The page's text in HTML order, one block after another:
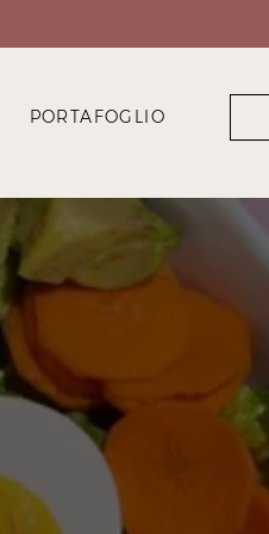
PORTAFOGLIO